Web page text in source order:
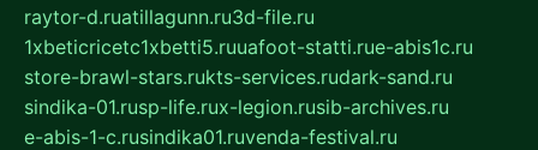
raytor-d.ruatillagunn.ru3d-file.ru
1xbeticricetc1xbetti5.ruuafoot-statti.rue-abis1c.ru
store-brawl-stars.rukts-services.rudark-sand.ru
sindika-01.rusp-life.rux-legion.rusib-archives.ru
e-abis-1-c.rusindika01.ruvenda-festival.ru